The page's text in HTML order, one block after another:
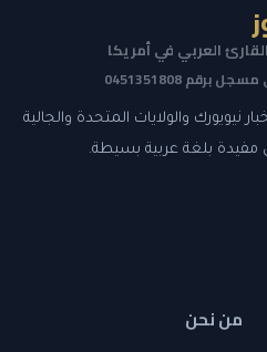
العربي في أمريكا
0451351808
نيويورك والولايات المتحدة والجالية
مفيدة بلغة عربية بسيطة.
من نحن